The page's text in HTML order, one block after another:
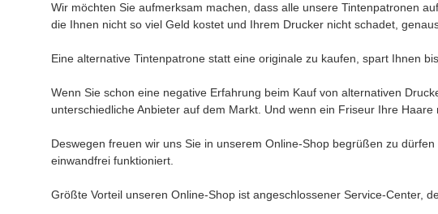
Wir möchten Sie aufmerksam machen, dass alle unsere Tintenpatronen
die Ihnen nicht so viel Geld kostet und Ihrem Drucker nicht schadet,
Eine alternative Tintenpatrone statt eine originale zu kaufen, spart Ihnen
Wenn Sie schon eine negative Erfahrung beim Kauf von alternativen
unterschiedliche Anbieter auf dem Markt. Und wenn ein Friseur Ihre
Deswegen freuen wir uns Sie in unserem Online-Shop begrüßen zu
einwandfrei funktioniert.
Größte Vorteil unseren Online-Shop ist angeschlossener Service-Center,